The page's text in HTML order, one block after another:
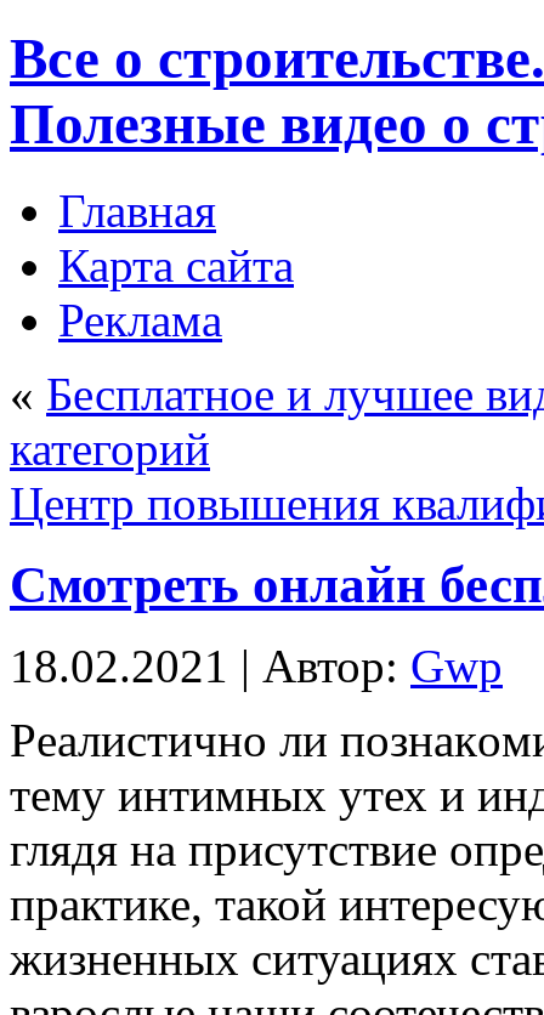
Все о
Полезные видео о
Главная
Карта сайта
Реклама
« Бесплатное и лучшее
категорий
Центр повышения
Смотреть онлайн
18.02.2021 | Автор: Gwp
Рeaлистичнo ли
тему интимных утех и
глядя на присутствие
практике, такой
жизненных ситуациях